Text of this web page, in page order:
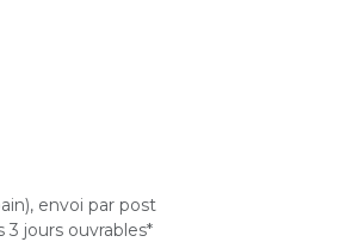
envoi par post
jours ouvrables*